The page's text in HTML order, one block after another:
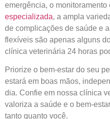
emergência, o monitoramento
especializada, a ampla
de complicações de saúde e
flexíveis são apenas alguns
clínica veterinária 24 horas
Priorize o bem-estar do seu
estará em boas mãos,
dia. Confie em nossa clínica
valoriza a saúde e o bem-
tanto quanto você.